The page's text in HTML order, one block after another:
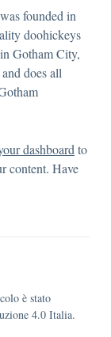
founded in
doohickeys
Gotham City,
does all
dashboard to
content. Have
è stato
4.0 Italia.